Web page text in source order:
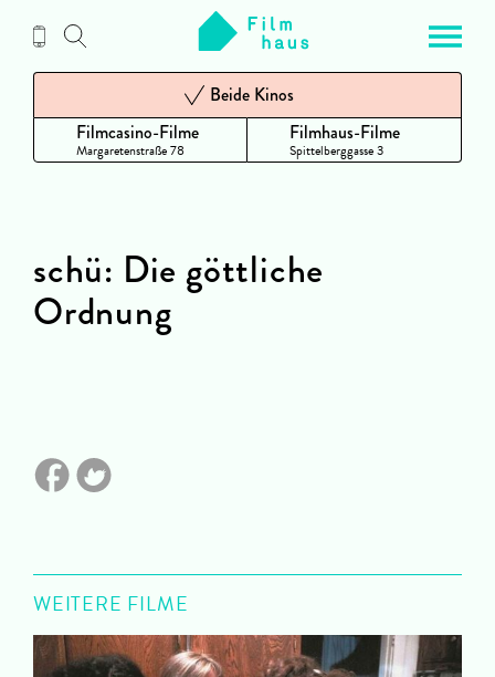
Inhalt
Filmcasino-Filme
Margaretenstraße 78
Beide Kinos
Filmhaus-Filme
Spittelberggasse 3
schü: Die göttliche
Ordnung
WEITERE FILME